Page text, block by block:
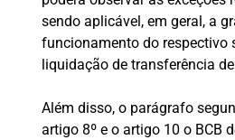
sendo aplicável, em geral, a
funcionamento do respectivo
liquidação de transferência
Além disso, o parágrafo
artigo 8º e o artigo 10 o BCB